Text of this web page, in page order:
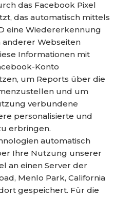
das Facebook Pixel
das automatisch mittels
eine Wiedererkennung
anderer Webseiten
Informationen mit
Konto
um Reports über die
und um
verbundene
personalisierte und
erbringen.
automatisch
Ihre Nutzung unserer
an einen Server der
Menlo Park, California
gespeichert. Für die